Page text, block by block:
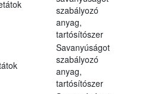
szabályozó
anyag,
tartósítószer
Savanyúságot
szabályozó
anyag,
tartósítószer